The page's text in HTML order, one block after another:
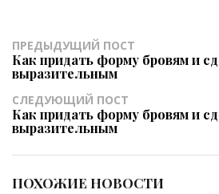
ПРЕДЫДУЩИЙ ПОСТ
Как придать форму бровям и
выразительным
СЛЕДУЮЩИЙ ПОСТ
Как придать форму бровям и
выразительным
ПОХОЖИЕ НОВОСТИ